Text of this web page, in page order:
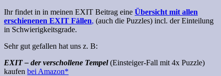
Ihr findet in in meinen EXIT Beitrag eine Übersicht mit allen
erschienenen EXIT Fällen, (auch die Puzzles) incl. der Einteilung
in Schwierigkeitsgrade.
Sehr gut gefallen hat uns z. B:
EXIT – der verschollene Tempel(Einsteiger-Fall mit 4x Puzzle)
kaufen bei Amazon*